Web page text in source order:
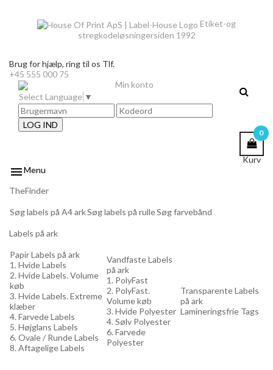
Etiket-og
stregkodeløsningersiden 1992
Brug for hjælp, ring til os Tlf.
+45 555 000 75
Select Language ▼
LOG IND
0
Kurv
Min konto
Menu
TheFinder
Søg labels på A4 arkSøg labels på rulleSøg farvebånd
Labels på ark
Papir Labels på ark
1. Hvide Labels
2. Hvide Labels. Volume
køb
3. Hvide Labels. Extreme
klæber
4. Farvede Labels
5. Højglans Labels
6. Ovale / Runde Labels
8. Aftagelige Labels
Vandfaste Labels
på ark
1. PolyFast
2. PolyFast.
Volume køb
3. Hvide Polyester
4. Sølv Polyester
6. Farvede
Polyester
Transparente Labels
på ark
Lamineringsfrie Tags